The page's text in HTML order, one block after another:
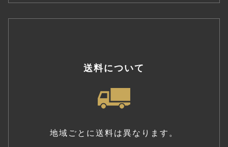
送料について
地域ごとに送料は異なります。